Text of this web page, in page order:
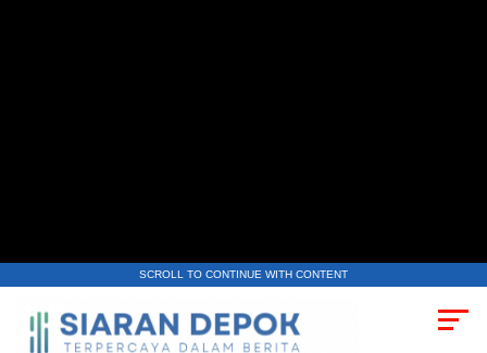
SCROLL TO CONTINUE WITH CONTENT